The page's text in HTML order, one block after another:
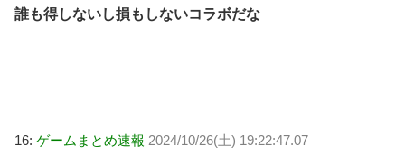
誰も得しないし損もしないコラボだな
16: ゲームまとめ速報 2024/10/26(土) 19:22:47.07